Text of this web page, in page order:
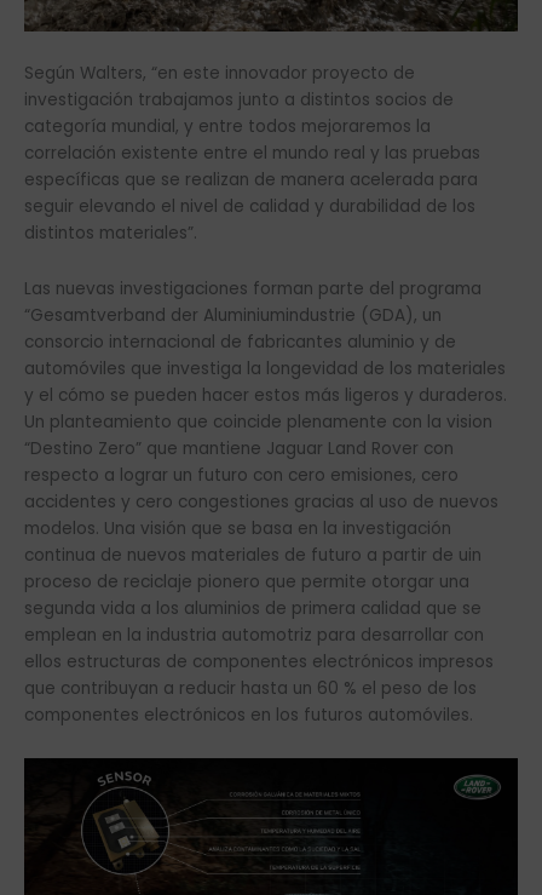
Según Walters, “en este innovador proyecto de
investigación trabajamos junto a distintos socios de
categoría mundial, y entre todos mejoraremos la
correlación existente entre el mundo real y las pruebas
específicas que se realizan de manera acelerada para
seguir elevando el nivel de calidad y durabilidad de los
distintos materiales”.
Las nuevas investigaciones forman parte del programa
“Gesamtverband der Aluminiumindustrie (GDA), un
consorcio internacional de fabricantes aluminio y de
automóviles que investiga la longevidad de los materiales
y el cómo se pueden hacer estos más ligeros y duraderos.
Un planteamiento que coincide plenamente con la vision
“Destino Zero” que mantiene Jaguar Land Rover con
respecto a lograr un futuro con cero emisiones, cero
accidentes y cero congestiones gracias al uso de nuevos
modelos. Una visión que se basa en la investigación
continua de nuevos materiales de futuro a partir de uin
proceso de reciclaje pionero que permite otorgar una
segunda vida a los aluminios de primera calidad que se
emplean en la industria automotriz para desarrollar con
ellos estructuras de componentes electrónicos impresos
que contribuyan a reducir hasta un 60 % el peso de los
componentes electrónicos en los futuros automóviles.